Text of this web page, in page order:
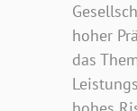
hoher
das